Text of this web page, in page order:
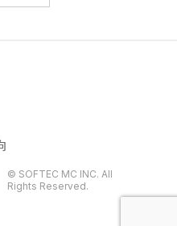
© SOFTEC MC INC. All
Rights Reserved.